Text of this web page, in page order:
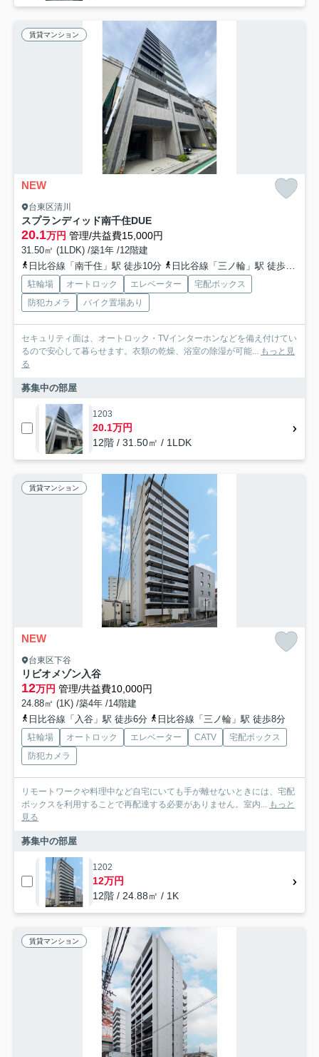
賃貸マンション
NEW
台東区清川
スプランディッド南千住DUE
20.1万円 管理/共益費15,000円
31.50㎡ (1LDK) /築1年 /12階建
日比谷線「南千住」駅 徒歩10分
日比谷線「三ノ輪」駅 徒歩16分
駐輪場 オートロック エレベーター
宅配ボックス
防犯カメラ
バイク置場あり
セキュリティ面は、オートロック・TVインターホンなどを備え付けてい
るので安心して暮らせます。衣類の乾燥、浴室の除湿が可能...
もっと見
る
募集中の部屋
1203
20.1万円
12階 / 31.50㎡ / 1LDK
賃貸マンション
NEW
台東区下谷
リビオメゾン入谷
12万円 管理/共益費10,000円
24.88㎡ (1K) /築4年 /14階建
日比谷線「入谷」駅 徒歩6分
日比谷線「三ノ輪」駅 徒歩8分
駐輪場 オートロック エレベーター CATV
宅配ボックス
防犯カメラ
リモートワークや料理中など自宅にいても手が離せないときには、宅配
ボックスを利用することで再配達する必要がありません。室内... もっと
見る
募集中の部屋
1202
12万円
12階 / 24.88㎡ / 1K
賃貸マンション